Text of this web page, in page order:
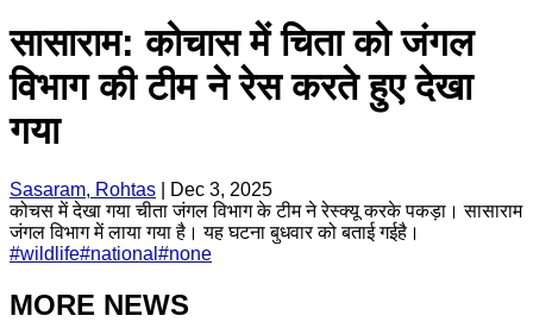
सासाराम: कोचास में चिता को जंगल
विभाग की टीम ने रेस करते हुए देखा
गया
Sasaram, Rohtas
Dec 3, 2025
कोचस में देखा गया चीता जंगल विभाग के टीम ने रेस्क्यू करके पकड़ा। सासाराम
जंगल विभाग में लाया गया है। यह घटना बुधवार को बताई गईहै।
#wildlife#national #none
MORE NEWS